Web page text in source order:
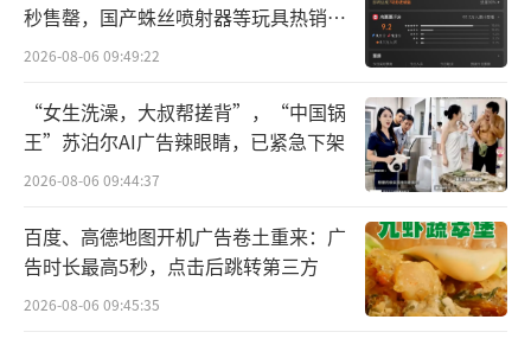
出，张帆为公募“老将”，在千亿级大型公募
有着任职长达近七年的经历。在任职期间内，
亿元，跃升至2024年二季度末的1486.14亿
元，增长一倍有余。
除高管变更外，先锋基金也刚完成了股权
变更，迎来控股股东。2月18日，指南针发布公
告表示，公司于2月18日与北京鹏康投资有限公
秒售罄，国产蛛丝喷射器等玩具热销海
外
2026-08-06 09:49:22
“女生洗澡，大叔帮搓背”，“中国锅
王”苏泊尔AI广告辣眼睛，已紧急下架
2026-08-06 09:44:37
百度、高德地图开机广告卷土重来：广
告时长最高5秒，点击后跳转第三方
2026-08-06 09:45:35